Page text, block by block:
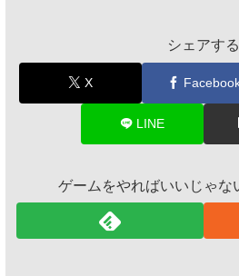
シェアする
X
LINE
ゲームをやればいいじゃな